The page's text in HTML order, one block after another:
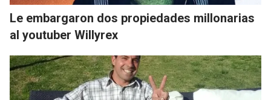
Le embargaron dos propiedades millonarias
al youtuber Willyrex